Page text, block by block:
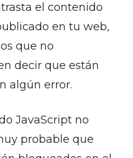
el contenido
en tu web,
que no
decir que están
algún error.
JavaScript no
probable que